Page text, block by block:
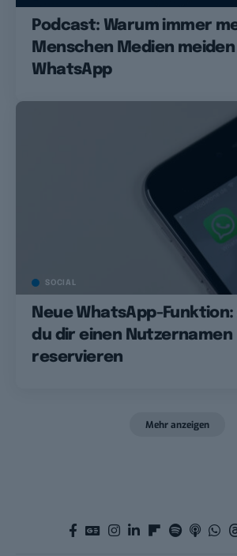
Podcast: Warum immer
Menschen Medien
WhatsApp
SOCIAL
Neue WhatsApp-
du dir einen Nutzernamen
reservieren
Mehr anzeigen